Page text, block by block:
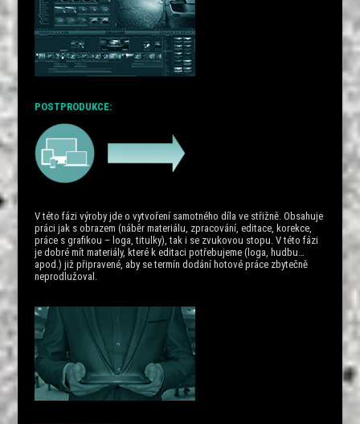
POSTPRODUKCE:
V této fázi výroby jde o vytvoření samotného díla ve střižně. Obsahuje
práci jak s obrazem (náběr materiálu, zpracování, editace, korekce,
práce s grafikou – loga, titulky), tak i se zvukovou stopu. V této fázi
je dobré mít materiály, které k editaci potřebujeme (loga, hudbu…
apod.) již připravené, aby se termín dodání hotové práce zbytečně
neprodlužoval.